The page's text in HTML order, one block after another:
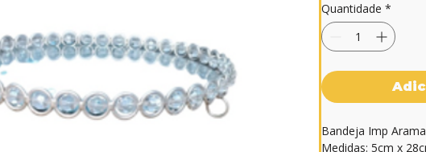
Quantidade *
Bandeja Imp
Medidas: 5cm x